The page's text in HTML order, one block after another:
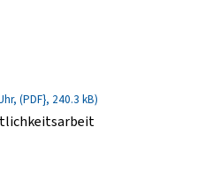
(PDF}, 240.3 kB)